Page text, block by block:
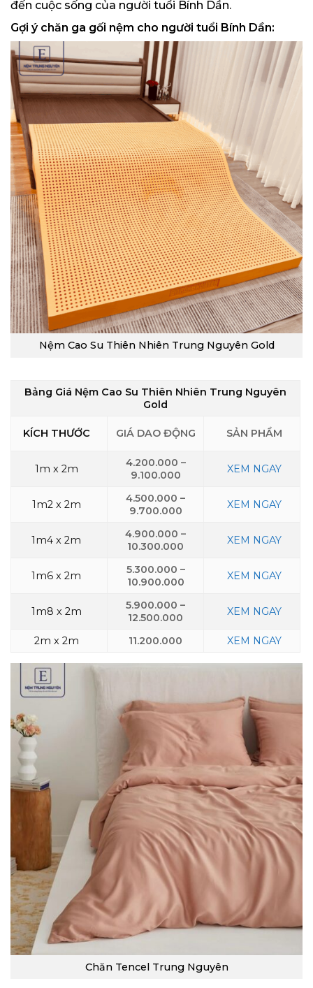
đến cuộc sống của người tuổi Bính Dần.
Gợi ý chăn ga gối nệm cho người tuổi Bính Dần:
Nệm Cao Su Thiên Nhiên Trung Nguyên Gold
Bảng Giá Nệm Cao Su Thiên Nhiên Trung Nguyên
Gold
KÍCH THƯỚC GIÁ DAO ĐỘNG SẢN PHẨM
1m x 2m
4.200.000 –
9.100.000
XEM NGAY
1m2 x 2m
4.500.000 –
9.700.000
XEM NGAY
1m4 x 2m
4.900.000 –
10.300.000
XEM NGAY
1m6 x 2m
5.300.000 –
10.900.000
XEM NGAY
1m8 x 2m
5.900.000 –
12.500.000
XEM NGAY
2m x 2m 11.200.000 XEM NGAY
Chăn Tencel Trung Nguyên